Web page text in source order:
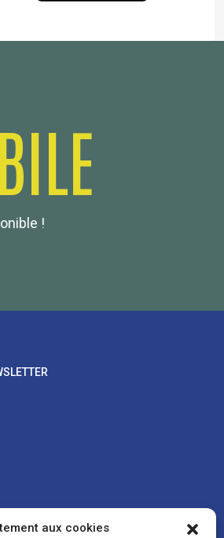
aux cookies
!